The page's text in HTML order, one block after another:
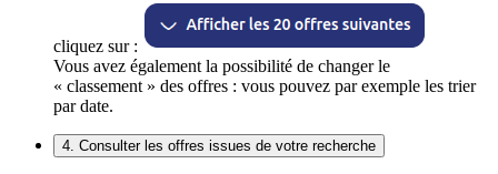
cliquez sur :
Vous avez également la possibilité de changer le
« classement » des offres : vous pouvez par exemple les trier
par date.
4. Consulter les offres issues de votre recherche